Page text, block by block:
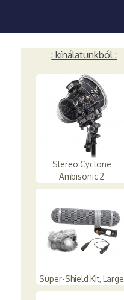
: kínálatunkból :
Stereo Cyclone
Ambisonic 2
Super-Shield Kit, Large